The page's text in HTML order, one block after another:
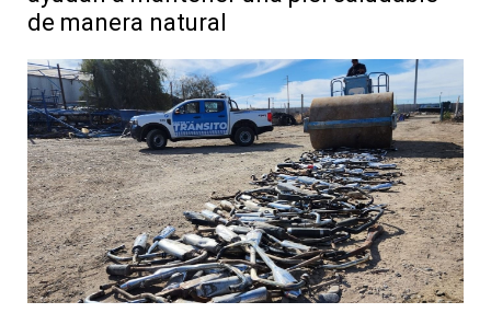
de manera natural